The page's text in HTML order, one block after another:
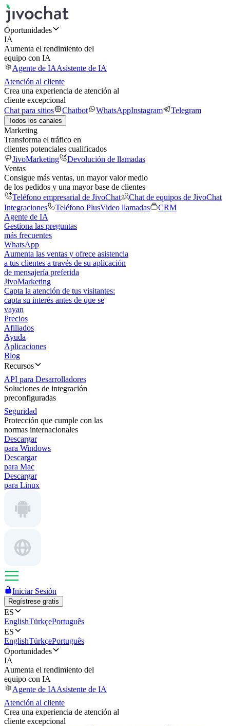
Oportunidades
IA
Aumenta el rendimiento del
equipo con IA
Agente de IAAsistente de IA
Atención al cliente
Crea una experiencia de atención al
cliente excepcional
Chat para sitios
Chatbot WhatsAppInstagram Telegram
Todos los canales
Marketing
Transforma el tráfico en
clientes potenciales cualificados
JivoMarketing
Devolución de llamadas
Ventas
Consigue más ventas, un mayor valor medio
de los pedidos y una mayor base de clientes
Teléfono empresarial de JivoChat
Chat de equipos de JivoChat
Integraciones
Teléfono PlusVideo llamadas
CRM
Agente de IA
Gestiona las preguntas
más frecuentes
WhatsApp
Aumenta las ventas y ofrece asistencia
a tus clientes a través de su aplicación
de mensajería preferida
JivoMarketing
Capta la atención de tus visitantes:
capta su interés antes de que se
vayan
Precios
Afiliados
Ayuda
Aplicaciones
Blog
Recursos
API para Desarrolladores
Soluciones de integración
preconfiguradas
Seguridad
Protección que cumple con las
normas internacionales
Descargar
para Windows
Descargar
para Mac
Descargar
para Linux
Iniciar Sesión
Regístrese gratis
ES
EnglishTürkçePortuguês
ES
EnglishTürkçePortuguês
Oportunidades
IA
Aumenta el rendimiento del
equipo con IA
Agente de IAAsistente de IA
Atención al cliente
Crea una experiencia de atención al
cliente excepcional